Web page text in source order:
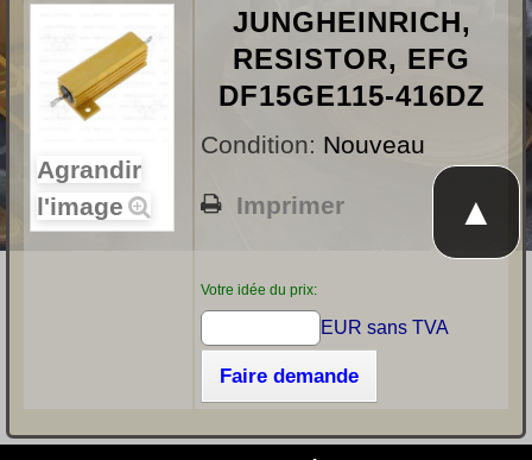
Agrandir
l'image
JUNGHEINRICH,
RESISTOR, EFG
DF15GE115-416DZ
Condition: Nouveau
Imprimer
Votre idée du prix:
EUR sans TVA
Faire demande
▲